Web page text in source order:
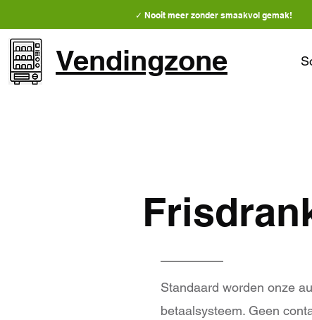
✓ Nooit meer zonder smaakvol gemak!
Vendingzone
Standaard worden onze
betaalsysteem. Geen